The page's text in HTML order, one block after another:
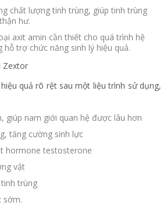
chất lượng tinh trùng, giúp tinh trùng
hư.
axit amin cần thiết cho quá trình hệ
trợ chức năng sinh lý hiệu quả.
Zextor
quả rõ rệt sau một liệu trình sử dụng,
giúp nam giới quan hệ được lâu hơn
tăng cường sinh lực
hormone testosterone
vật
trùng
sớm.